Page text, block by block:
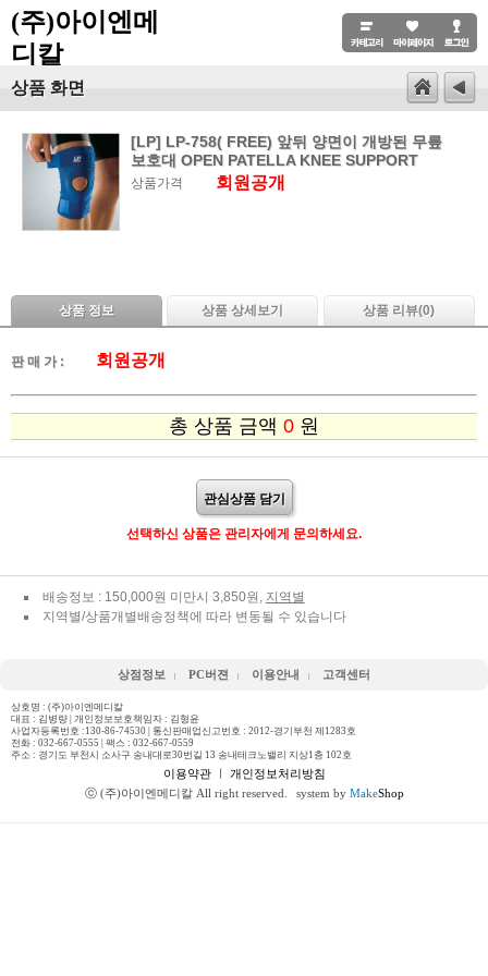
(주)아이엔메
디칼
상품 화면
[LP] LP-758( FREE) 앞뒤 양면이 개방된 무릎
보호대 OPEN PATELLA KNEE SUPPORT
상품가격 회원공개
상품 정보 상품 상세보기 상품 리뷰(0)
판 매 가 : 회원공개
총 상품 금액 0 원
관심상품 담기
선택하신 상품은 관리자에게 문의하세요.
배송정보 : 150,000원 미만시 3,850원, 지역별
지역별/상품개별배송정책에 따라 변동될 수 있습니다
상점정보 PC버젼 이용안내 고객센터
상호명 : (주)아이엔메디칼
대표 : 김병량 | 개인정보보호책임자 : 김형윤
사업자등록번호 :130-86-74530 | 통신판매업신고번호 : 2012-경기부천 제1283호
전화 : 032-667-0555 | 팩스 : 032-667-0559
주소 : 경기도 부천시 소사구 송내대로30번길 13 송내테크노밸리 지상1층 102호
이용약관ㅣ 개인정보처리방침
ⓒ (주)아이엔메디칼 All right reserved.
system by MakeShop